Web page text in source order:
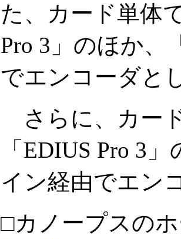
た、カード単体
Pro 3」のほか、
でエンコーダと
さらに、カー
「EDIUS Pro 3
イン経由でエン
□カノープスの